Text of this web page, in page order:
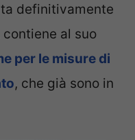
definitivamente
contiene al suo
per le misure di
, che già sono in